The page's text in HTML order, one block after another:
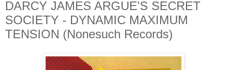
DARCY JAMES ARGUE'S SECRET
SOCIETY - DYNAMIC MAXIMUM
TENSION (Nonesuch Records)